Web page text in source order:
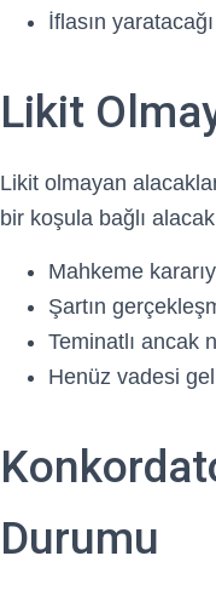
İflasın
Likit
Likit olmayan
bir koşula bağlı
Mahkeme
Şartın
Teminatlı ancak
Henüz vadesi
Durumu